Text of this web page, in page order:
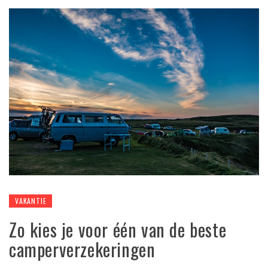
VAKANTIE
Zo kies je voor één van de beste
camperverzekeringen